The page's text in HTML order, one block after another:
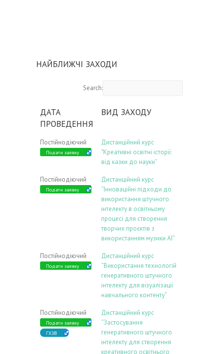
НАЙБЛИЖЧІ ЗАХОДИ
Search:
ДАТА
ПРОВЕДЕННЯ
ВИД ЗАХОДУ
Постійнодіючий
Подати заявку
Дистанційний курс
"Креативні освітні історії:
від казки до науки"
Постійнодіючий
Подати заявку
Дистанційний курс
“Інноваційні підходи до
використання штучного
інтелекту в освітньому
процесі для створення
творчих проєктів з
використанням музики АІ”
Постійнодіючий
Подати заявку
Дистанційний курс
“Використання технологій
генеративного штучного
інтелекту для візуалізації
навчального контенту”
Постійнодіючий
Подати заявку
ГХЗВ
Дистанційний курс
“Застосування
генеративного штучного
інтелекту для створення
креативного освітнього